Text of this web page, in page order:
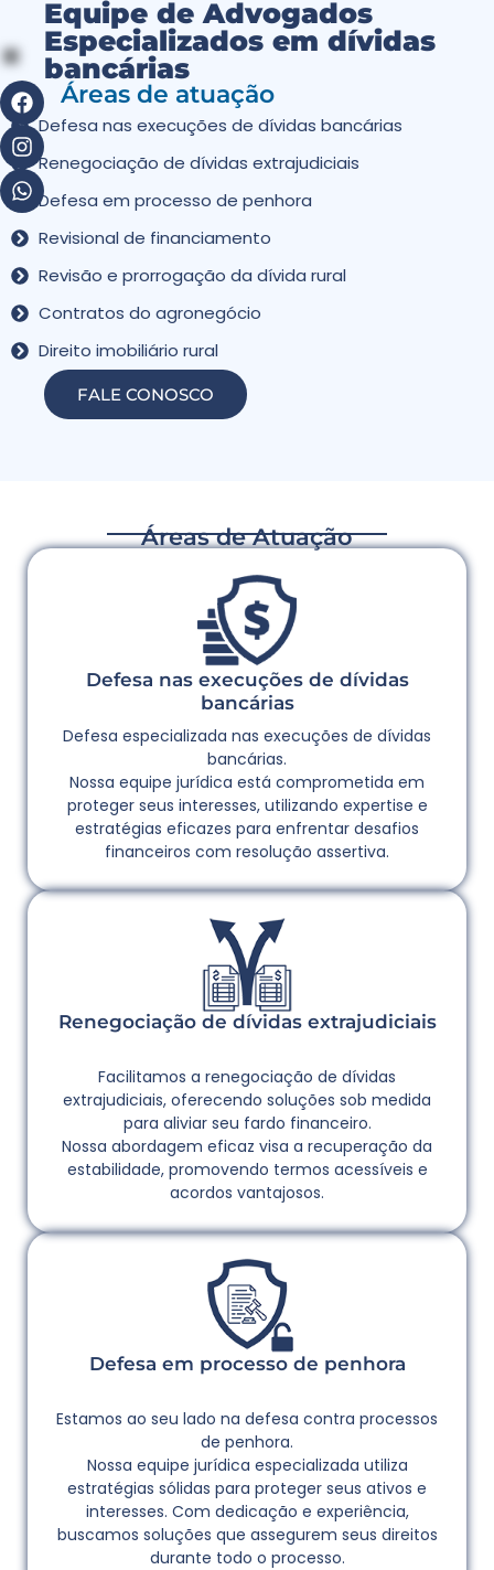
Equipe de Advogados
Especializados em dívidas
bancárias
Áreas de atuação
Defesa nas execuções de dívidas bancárias
Renegociação de dívidas extrajudiciais
Defesa em processo de penhora
Revisional de financiamento
Revisão e prorrogação da dívida rural
Contratos do agronegócio
Direito imobiliário rural
FALE CONOSCO
Áreas de Atuação
Defesa nas execuções de dívidas
bancárias
Defesa especializada nas execuções de dívidas
bancárias.
Nossa equipe jurídica está comprometida em
proteger seus interesses, utilizando expertise e
estratégias eficazes para enfrentar desafios
financeiros com resolução assertiva.
Renegociação de dívidas extrajudiciais
Facilitamos a renegociação de dívidas
extrajudiciais, oferecendo soluções sob medida
para aliviar seu fardo financeiro.
Nossa abordagem eficaz visa a recuperação da
estabilidade, promovendo termos acessíveis e
acordos vantajosos.
Defesa em processo de penhora
Estamos ao seu lado na defesa contra processos
de penhora.
Nossa equipe jurídica especializada utiliza
estratégias sólidas para proteger seus ativos e
interesses. Com dedicação e experiência,
buscamos soluções que assegurem seus direitos
durante todo o processo.